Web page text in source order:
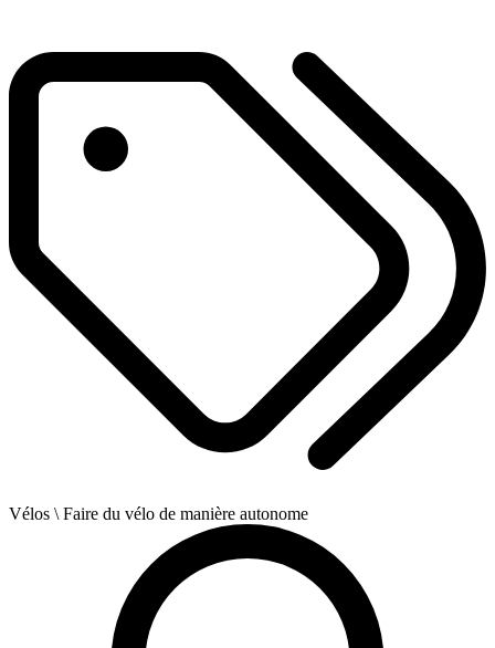
Vélos \ Faire du vélo de manière autonome